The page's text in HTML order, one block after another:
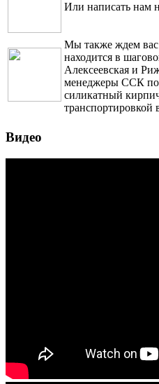
Или написать нам
Мы также ждем
находится в
Алексеевская и
менеджеры ССК
силикатный
транспортировкой
Видео